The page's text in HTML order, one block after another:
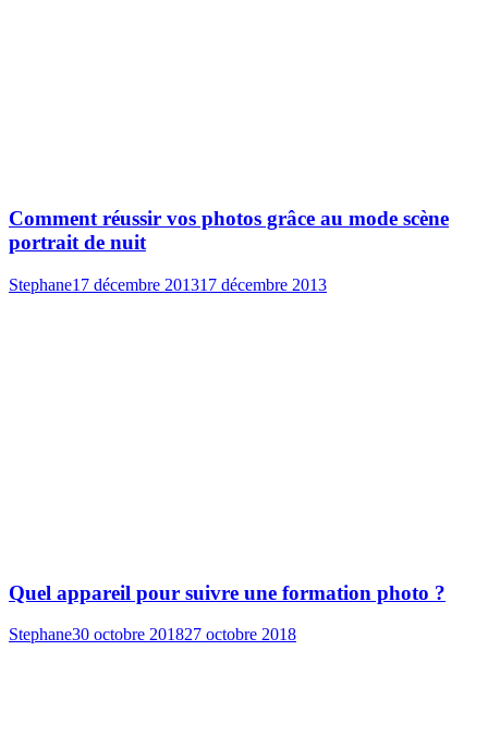
Comment réussir vos photos grâce au mode scène
portrait de nuit
Stephane17 décembre 201317 décembre 2013
Quel appareil pour suivre une formation photo ?
Stephane30 octobre 201827 octobre 2018